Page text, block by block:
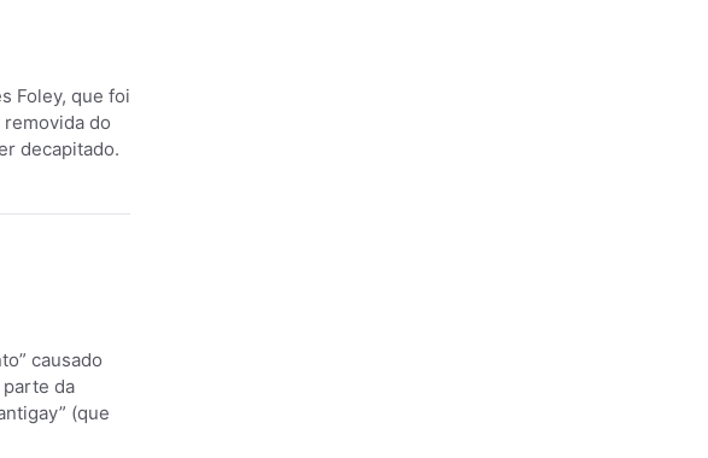
Foley, que foi
do
decapitado.
causado
da
(que